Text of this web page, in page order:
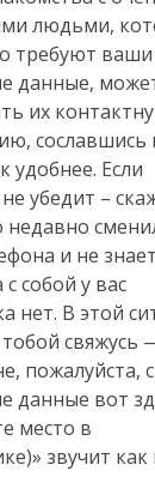
людьми,
требуют ваши
данные,
их
сославшись
удобнее. Если
убедит –
недавно
и не
с собой у вас
нет. В этой
тобой свяжусь
пожалуйста,
данные вот
место в
звучит как